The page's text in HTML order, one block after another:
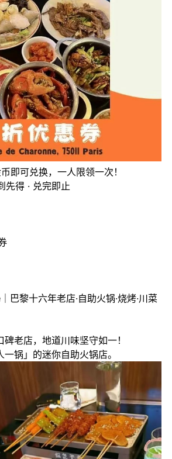
即可兑换，一人限领一次！
先得 · 兑完即止
巴黎十六年老店·自助火锅·烧烤·川菜
老店，地道川味坚守如一！
锅」的迷你自助火锅店。